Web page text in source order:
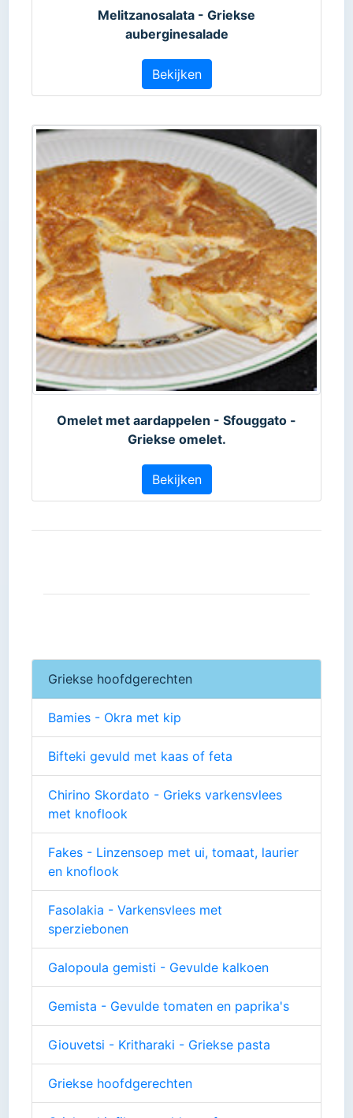
Melitzanosalata - Griekse
auberginesalade
Bekijken
Omelet met aardappelen - Sfouggato -
Griekse omelet.
Bekijken
Griekse hoofdgerechten
Bamies - Okra met kip
Bifteki gevuld met kaas of feta
Chirino Skordato - Grieks varkensvlees
met knoflook
Fakes - Linzensoep met ui, tomaat, laurier
en knoflook
Fasolakia - Varkensvlees met
sperziebonen
Galopoula gemisti - Gevulde kalkoen
Gemista - Gevulde tomaten en paprika's
Giouvetsi - Kritharaki - Griekse pasta
Griekse hoofdgerechten